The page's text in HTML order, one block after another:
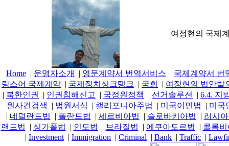
여정현의 국제
Home | 운영자소개 | 영문계약서 번역서비스 | 국제계약서 번
랑스어 국제계약 | 국제정치싱크탱크 | 국회 | 여정현의 법안발
| 북한인권 | 인권침해신고 | 국정원정책 | 선거솔루션 | 6.4. 지
원사건검색
| 법원서식 | 캘리포니아주법 | 미국이민법 | 미국
| 네덜란드법 | 폴란드법 | 세르비아법 | 슬로바키아법 | 러시
랜드법 | 싱가폴법 | 인도법 | 브라질법 | 에쿠아도르법 | 콜롬
| Investment | Immigration | Criminal | Bank | Traffic |